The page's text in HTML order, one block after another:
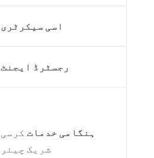
اسی سیکرٹری
رجسٹرڈ ایجنٹ
ہنگامی خدماتکرسی
شریک چیئر